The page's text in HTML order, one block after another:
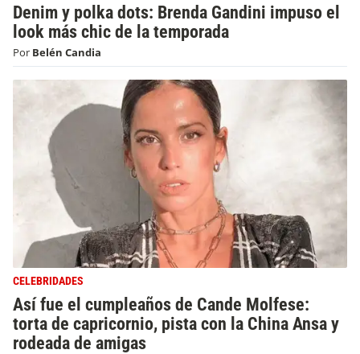
Denim y polka dots: Brenda Gandini impuso el
look más chic de la temporada
Por Belén Candia
CELEBRIDADES
Así fue el cumpleaños de Cande Molfese:
torta de capricornio, pista con la China Ansa y
rodeada de amigas